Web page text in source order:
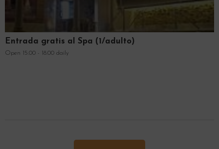
Entrada gratis al Spa (1/adulto)
Open 15.00 - 18.00 daily